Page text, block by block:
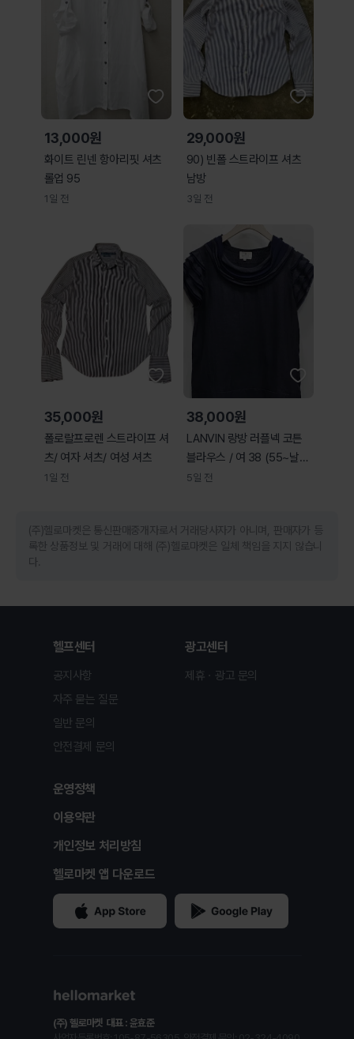
13,000원
화이트 린넨 항아리핏 셔츠
롤업 95
1일 전
29,000원
90) 빈폴 스트라이프 셔츠
남방
3일 전
35,000원
폴로랄프로렌 스트라이프 셔
츠/ 여자 셔츠/ 여성 셔츠
1일 전
38,000원
LANVIN 랑방 러플넥 코튼
블라우스 / 여 38 (55~날씬
66)
5일 전
(주)헬로마켓은 통신판매중개자로서 거래당사자가 아니며, 판매자가 등
록한 상품정보 및 거래에 대해 (주)헬로마켓은 일체 책임을 지지 않습니
다.
헬프센터
공지사항
자주 묻는 질문
일반 문의
안전결제 문의
광고센터
제휴ㆍ광고 문의
운영정책
이용약관
개인정보 처리방침
헬로마켓 앱 다운로드
(주) 헬로마켓 대표 : 윤효준